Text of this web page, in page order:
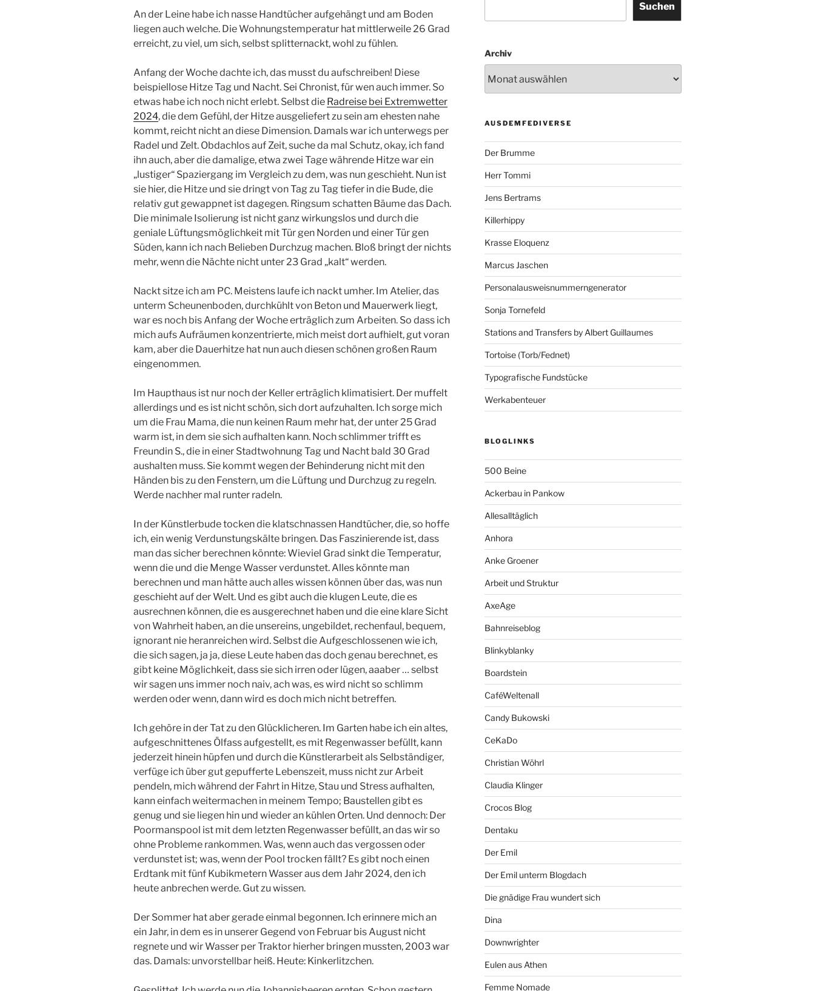
An der Leine habe ich nasse Handtücher aufgehängt und am Boden
liegen auch welche. Die Wohnungstemperatur hat mittlerweile 26 Grad
erreicht, zu viel, um sich, selbst splitternackt, wohl zu fühlen.
Anfang der Woche dachte ich, das musst du aufschreiben! Diese
beispiellose Hitze Tag und Nacht. Sei Chronist, für wen auch immer. So
etwas habe ich noch nicht erlebt. Selbst die Radreise bei Extremwetter
2024, die dem Gefühl, der Hitze ausgeliefert zu sein am ehesten nahe
kommt, reicht nicht an diese Dimension. Damals war ich unterwegs per
Radel und Zelt. Obdachlos auf Zeit, suche da mal Schutz, okay, ich fand
ihn auch, aber die damalige, etwa zwei Tage währende Hitze war ein
„lustiger“ Spaziergang im Vergleich zu dem, was nun geschieht. Nun ist
sie hier, die Hitze und sie dringt von Tag zu Tag tiefer in die Bude, die
relativ gut gewappnet ist dagegen. Ringsum schatten Bäume das Dach.
Die minimale Isolierung ist nicht ganz wirkungslos und durch die
geniale Lüftungsmöglichkeit mit Tür gen Norden und einer Tür gen
Süden, kann ich nach Belieben Durchzug machen. Bloß bringt der nichts
mehr, wenn die Nächte nicht unter 23 Grad „kalt“ werden.
Nackt sitze ich am PC. Meistens laufe ich nackt umher. Im Atelier, das
unterm Scheunenboden, durchkühlt von Beton und Mauerwerk liegt,
war es noch bis Anfang der Woche erträglich zum Arbeiten. So dass ich
mich aufs Aufräumen konzentrierte, mich meist dort aufhielt, gut voran
kam, aber die Dauerhitze hat nun auch diesen schönen großen Raum
eingenommen.
Im Haupthaus ist nur noch der Keller erträglich klimatisiert. Der muffelt
allerdings und es ist nicht schön, sich dort aufzuhalten. Ich sorge mich
um die Frau Mama, die nun keinen Raum mehr hat, der unter 25 Grad
warm ist, in dem sie sich aufhalten kann. Noch schlimmer trifft es
Freundin S., die in einer Stadtwohnung Tag und Nacht bald 30 Grad
aushalten muss. Sie kommt wegen der Behinderung nicht mit den
Händen bis zu den Fenstern, um die Lüftung und Durchzug zu regeln.
Werde nachher mal runter radeln.
In der Künstlerbude tocken die klatschnassen Handtücher, die, so hoffe
ich, ein wenig Verdunstungskälte bringen. Das Faszinierende ist, dass
man das sicher berechnen könnte: Wieviel Grad sinkt die Temperatur,
wenn die und die Menge Wasser verdunstet. Alles könnte man
berechnen und man hätte auch alles wissen können über das, was nun
geschieht auf der Welt. Und es gibt auch die klugen Leute, die es
ausrechnen können, die es ausgerechnet haben und die eine klare Sicht
von Wahrheit haben, an die unsereins, ungebildet, rechenfaul, bequem,
ignorant nie heranreichen wird. Selbst die Aufgeschlossenen wie ich,
die sich sagen, ja ja, diese Leute haben das doch genau berechnet, es
gibt keine Möglichkeit, dass sie sich irren oder lügen, aaaber … selbst
wir sagen uns immer noch naiv, ach was, es wird nicht so schlimm
werden oder wenn, dann wird es doch mich nicht betreffen.
Ich gehöre in der Tat zu den Glücklicheren. Im Garten habe ich ein altes,
aufgeschnittenes Ölfass aufgestellt, es mit Regenwasser befüllt, kann
jederzeit hinein hüpfen und durch die Künstlerarbeit als Selbständiger,
verfüge ich über gut gepufferte Lebenszeit, muss nicht zur Arbeit
pendeln, mich während der Fahrt in Hitze, Stau und Stress aufhalten,
kann einfach weitermachen in meinem Tempo; Baustellen gibt es
genug und sie liegen hin und wieder an kühlen Orten. Und dennoch: Der
Poormanspool ist mit dem letzten Regenwasser befüllt, an das wir so
ohne Probleme rankommen. Was, wenn auch das vergossen oder
verdunstet ist; was, wenn der Pool trocken fällt? Es gibt noch einen
Erdtank mit fünf Kubikmetern Wasser aus dem Jahr 2024, den ich
heute anbrechen werde. Gut zu wissen.
Der Sommer hat aber gerade einmal begonnen. Ich erinnere mich an
ein Jahr, in dem es in unserer Gegend von Februar bis August nicht
regnete und wir Wasser per Traktor hierher bringen mussten, 2003 war
das. Damals: unvorstellbar heiß. Heute: Kinkerlitzchen.
Suchen
Archiv
AUSDEMFEDIVERSE
Der Brumme
Herr Tommi
Jens Bertrams
Killerhippy
Krasse Eloquenz
Marcus Jaschen
Personalausweisnummerngenerator
Sonja Tornefeld
Stations and Transfers by Albert Guillaumes
Tortoise (Torb/Fednet)
Typografische Fundstücke
Werkabenteuer
BLOGLINKS
500 Beine
Ackerbau in Pankow
Allesalltäglich
Anhora
Anke Groener
Arbeit und Struktur
AxeAge
Bahnreiseblog
Blinkyblanky
Boardstein
CaféWeltenall
Candy Bukowski
CeKaDo
Christian Wöhrl
Claudia Klinger
Crocos Blog
Dentaku
Der Emil
Der Emil unterm Blogdach
Die gnädige Frau wundert sich
Dina
Downwrighter
Eulen aus Athen
Femme Nomade